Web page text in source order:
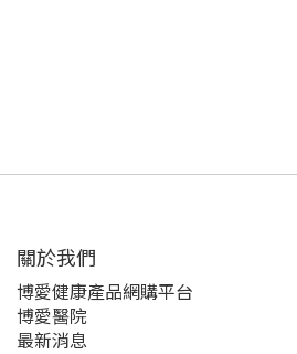
關於我們‎
博愛健康產品網購平台
博愛醫院
最新消息